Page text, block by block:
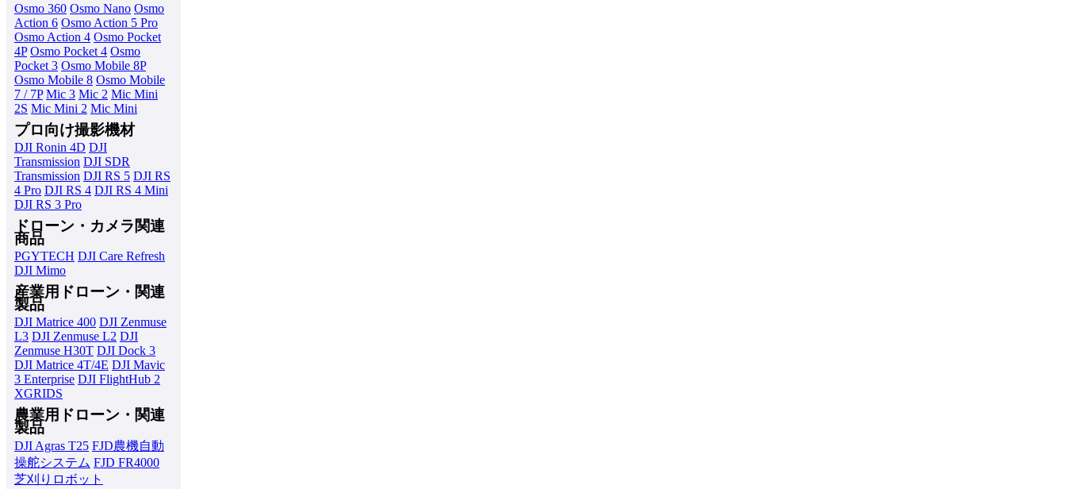
Osmo 360 Osmo Nano Osmo
Action 6 Osmo Action 5 Pro
Osmo Action 4 Osmo Pocket
4P Osmo Pocket 4 Osmo
Pocket 3 Osmo Mobile 8P
Osmo Mobile 8 Osmo Mobile
7 / 7P Mic 3 Mic 2 Mic Mini
2S Mic Mini 2 Mic Mini
プロ向け撮影機材
DJI Ronin 4D DJI
Transmission DJI SDR
Transmission DJI RS 5 DJI RS
4 Pro DJI RS 4 DJI RS 4 Mini
DJI RS 3 Pro
ドローン・カメラ関連
商品
PGYTECH DJI Care Refresh
DJI Mimo
産業用ドローン・関連
製品
DJI Matrice 400 DJI Zenmuse
L3 DJI Zenmuse L2 DJI
Zenmuse H30T DJI Dock 3
DJI Matrice 4T/4E DJI Mavic
3 Enterprise DJI FlightHub 2
XGRIDS
農業用ドローン・関連
製品
DJI Agras T25 FJD農機自動
操舵システム FJD FR4000
芝刈りロボット